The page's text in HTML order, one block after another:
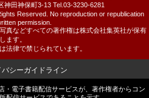
神田神保町3-13 Tel.03-3230-6281
Reserved. No reproduction or republication
permission.
真などすべての著作権は株式会社集英社が保有
します。
法律で禁じられています。
シーガイドライン
・電子書籍配信サービスが、著作権者からコン